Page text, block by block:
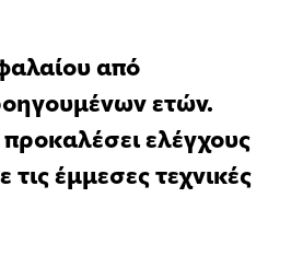
από
ετών.
ελέγχους
τις έμμεσες τεχνικές